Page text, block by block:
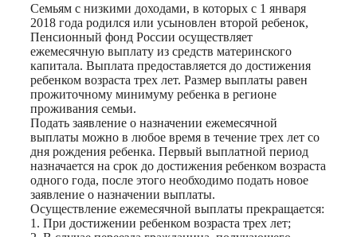
Семьям с низкими доходами, в которых с 1 января
2018 года родился или усыновлен второй ребенок,
Пенсионный фонд России осуществляет
ежемесячную выплату из средств материнского
капитала. Выплата предоставляется до достижения
ребенком возраста трех лет. Размер выплаты равен
прожиточному минимуму ребенка в регионе
проживания семьи.
Подать заявление о назначении ежемесячной
выплаты можно в любое время в течение трех лет со
дня рождения ребенка. Первый выплатной период
назначается на срок до достижения ребенком возраста
одного года, после этого необходимо подать новое
заявление о назначении выплаты.
Осуществление ежемесячной выплаты прекращается:
1. При достижении ребенком возраста трех лет;